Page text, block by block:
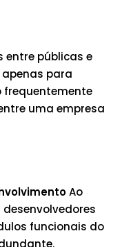
entre públicas e
para
frequentemente
uma empresa
Ao
desenvolvedores
funcionais do